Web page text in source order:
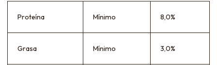
Proteína Mínimo 8,0%
Grasa Mínimo 3,0%